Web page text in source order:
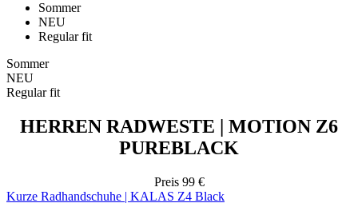
Sommer
NEU
Regular fit
Sommer
NEU
Regular fit
HERREN RADWESTE | MOTION Z6
PUREBLACK
Preis99 €
Kurze Radhandschuhe | KALAS Z4 Black